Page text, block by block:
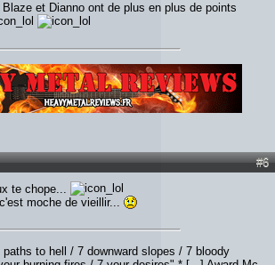
et Dianno ont de plus en plus de points
#6
te chope...
moche de vieillir...
to hell / 7 downward slopes / 7 bloody